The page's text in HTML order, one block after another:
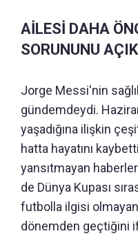
AİLESİ DAHA
SORUNUNU
Jorge Messi'nin
gündemdeydi.
yaşadığına ilişkin
hatta hayatını
yansıtmayan
de Dünya Kupası
futbolla ilgisi
dönemden geçtiğini